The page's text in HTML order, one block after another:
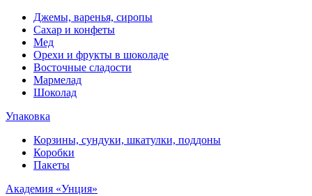
Джемы, варенья, сиропы
Сахар и конфеты
Мед
Орехи и фрукты в шоколаде
Восточные сладости
Мармелад
Шоколад
Упаковка
Корзины, сундуки, шкатулки, поддоны
Коробки
Пакеты
Академия «Унция»